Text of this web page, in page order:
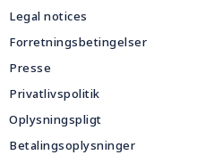
Legal notices
Forretningsbetingelser
Presse
Privatlivspolitik
Oplysningspligt
Betalingsoplysninger